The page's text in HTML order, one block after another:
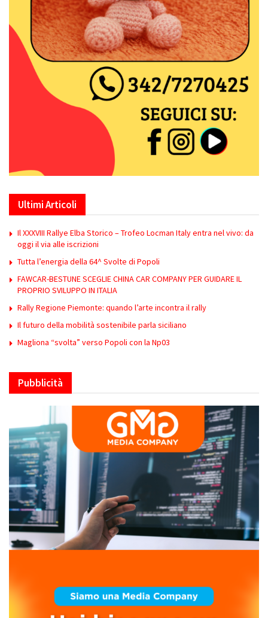
Ultimi Articoli
Il XXXVIII Rallye Elba Storico – Trofeo Locman Italy entra nel vivo: da
oggi il via alle iscrizioni
Tutta l’energia della 64^ Svolte di Popoli
FAWCAR-BESTUNE SCEGLIE CHINA CAR COMPANY PER GUIDARE IL
PROPRIO SVILUPPO IN ITALIA
Rally Regione Piemonte: quando l’arte incontra il rally
Il futuro della mobilità sostenibile parla siciliano
Magliona “svolta” verso Popoli con la Np03
Pubblicità